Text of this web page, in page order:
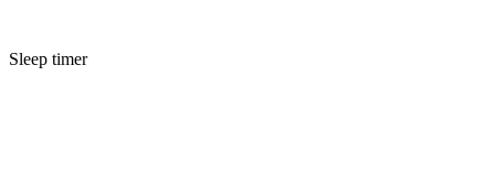
Sleep timer